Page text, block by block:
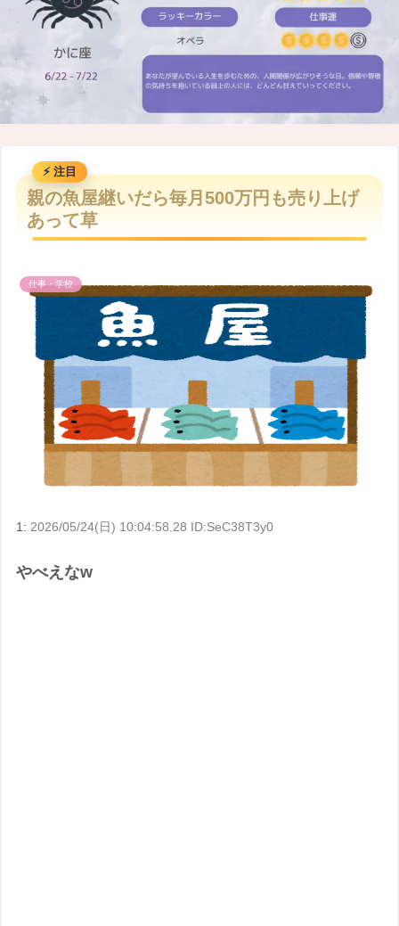
M
u
t
親の魚屋継いだら毎月500万円も売り上げ
あって草
仕事・学校
1: 2026/05/24(日) 10:04:58.28 ID:SeC38T3y0
やべえなw